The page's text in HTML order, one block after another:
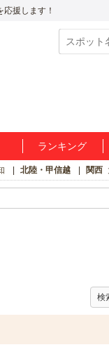
援します！
ランキング
北陸・甲信越 関西
検